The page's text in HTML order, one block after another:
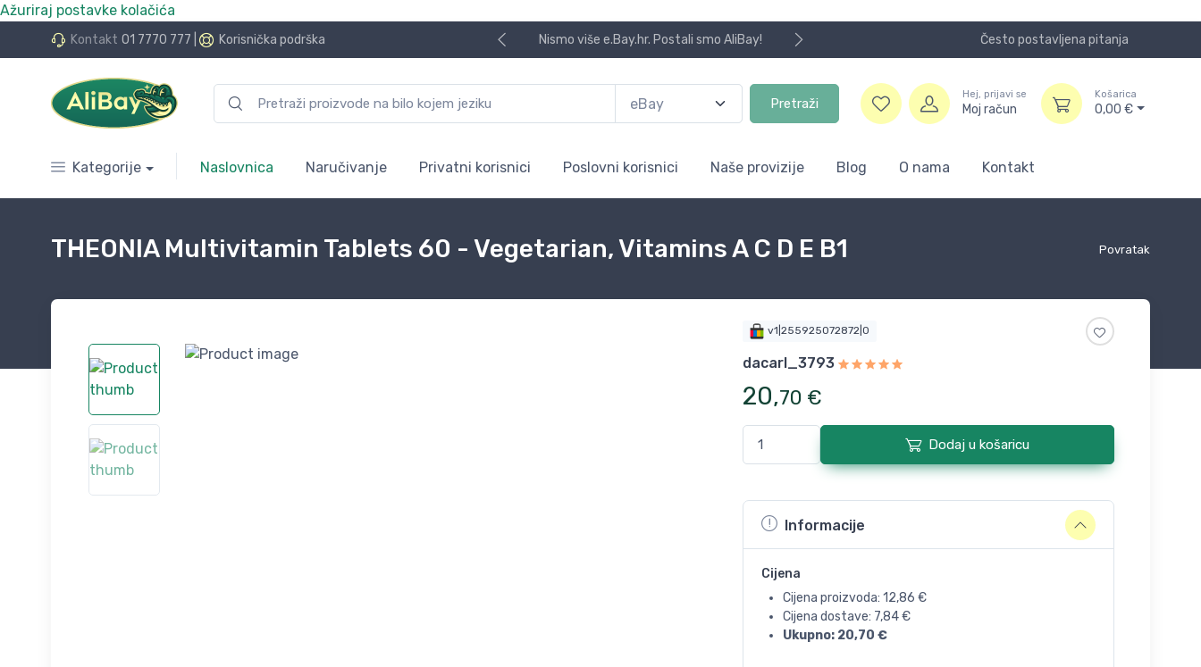
Ažuriraj postavke kolačića
Kontakt 01 7770 777 Korisnička podrška
24 rate bez kamata Nismo više e.Bay.hr. Postali smo AliBay! Često postavljena pitanja
Pretraži
Hej, prijavi se
Moj račun
Košarica
0,00 €
Kategorije Naslovnica Naručivanje Privatni korisnici Poslovni korisnici Naše provizije Blog O nama Kontakt
Povratak
THEONIA Multivitamin Tablets 60 - Vegetarian, Vitamins A C D E B1
v1|255925072872|0
dacarl_3793
20,70 €
Dodaj u košaricu
Informacije
Cijena
Cijena proizvoda: 12,86 €
Cijena dostave: 7,84€
Ukupno: 20,70 €